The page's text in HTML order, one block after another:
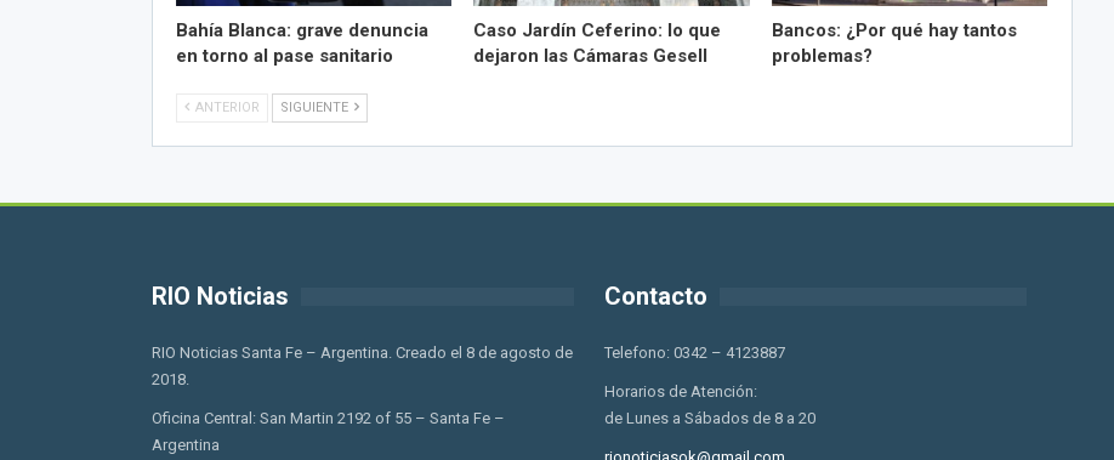
Bahía Blanca: grave denuncia
en torno al pase sanitario
Caso Jardín Ceferino: lo que
dejaron las Cámaras Gesell
Bancos: ¿Por qué hay tantos
problemas?
ANTERIOR SIGUIENTE
RIO Noticias
RIO Noticias Santa Fe – Argentina. Creado el 8 de agosto de
2018.
Oficina Central: San Martin 2192 of 55 – Santa Fe –
Argentina
Contacto
Telefono: 0342 – 4123887
Horarios de Atención:
de Lunes a Sábados de 8 a 20